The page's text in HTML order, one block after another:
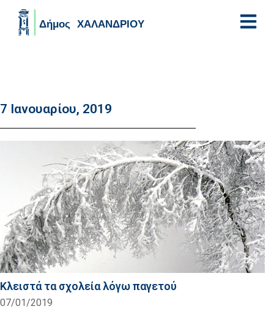
7 Ιανουαρίου, 2019
Κλειστά τα σχολεία λόγω παγετού
07/01/2019